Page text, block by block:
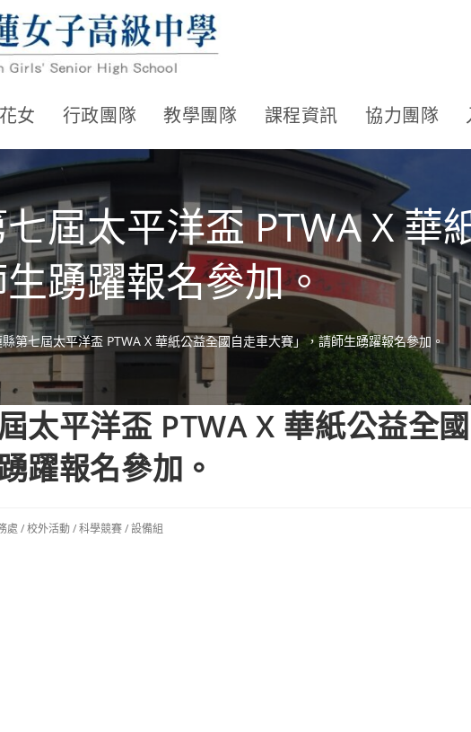
女 行政團隊 教學團隊 課程資訊 協力團隊
屆太平洋盃 PTWA X 華
踴躍報名參加。
第七屆太平洋盃 PTWA X 華紙公益全國自走車大賽」，請師生踴躍報名參加。
太平洋盃 PTWA X 華紙公益全
躍報名參加。
處 /校外活動/科學競賽/設備組